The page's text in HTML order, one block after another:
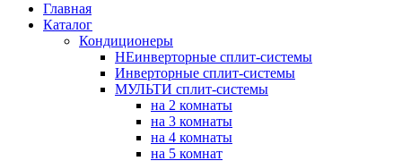
Главная
Каталог
Кондиционеры
НЕинверторные сплит-системы
Инверторные сплит-системы
МУЛЬТИ сплит-системы
на 2 комнаты
на 3 комнаты
на 4 комнаты
на 5 комнат